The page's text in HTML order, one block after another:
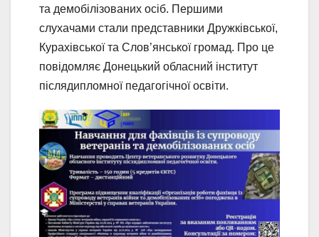
та демобілізованих осіб. Першими
слухачами стали представники Дружківської,
Курахівської та Слов’янської громад. Про це
повідомляє Донецький обласний інститут
післядипломної педагогічної освіти.